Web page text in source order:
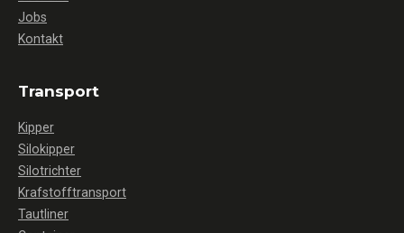
Jobs
Kontakt
Transport
Kipper
Silokipper
Silotrichter
Krafstofftransport
Tautliner